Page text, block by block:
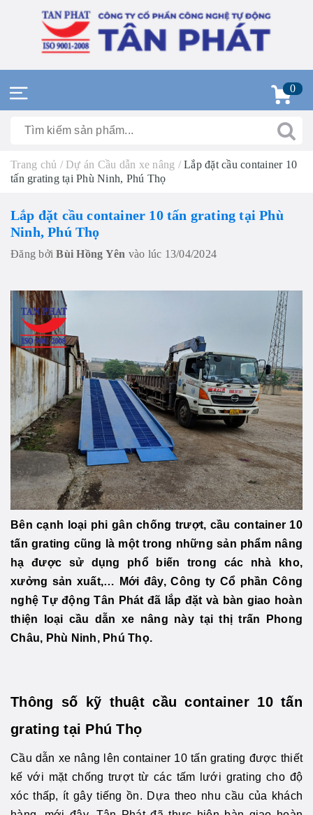
0
Trang chủ / Dự án Cầu dẫn xe nâng / Lắp đặt cầu container 10
tấn grating tại Phù Ninh, Phú Thọ
Lắp đặt cầu container 10 tấn grating tại Phù
Ninh, Phú Thọ
Đăng bởiBùi Hồng Yên vào lúc 13/04/2024
Bên cạnh loại phi gân chống trượt, cầu container 10
tấn grating cũng là một trong những sản phẩm nâng
hạ được sử dụng phổ biến trong các nhà kho,
xưởng sản xuất,… Mới đây, Công ty Cổ phần Công
nghệ Tự động Tân Phát đã lắp đặt và bàn giao hoàn
thiện loại cầu dẫn xe nâng này tại thị trấn Phong
Châu, Phù Ninh, Phú Thọ.
Thông số kỹ thuật cầu container 10 tấn
grating tại Phú Thọ
Cầu dẫn xe nâng lên container 10 tấn grating được thiết
kế với mặt chống trượt từ các tấm lưới grating cho độ
xóc thấp, ít gây tiếng ồn. Dựa theo nhu cầu của khách